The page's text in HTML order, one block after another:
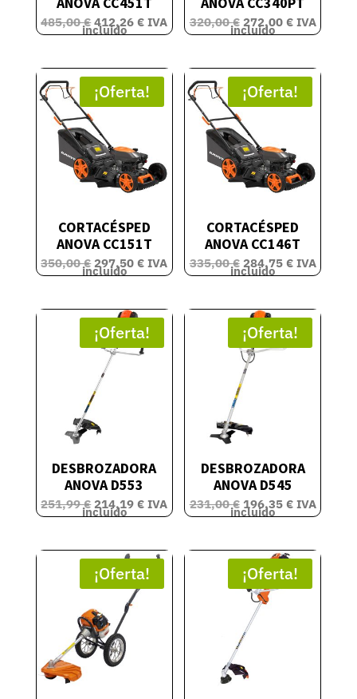
485,00€El
precio
original
412,26€El
precio
actual
IVA
incluido
320,00€ El
precio
original
272,00 €El
precio
actual
IVA
incluido
¡Oferta!
CORTACÉSPED
ANOVA CC151T
350,00€ El
precio
original
297,50€El
precio
actual
IVA
incluido
¡Oferta!
CORTACÉSPED
ANOVA CC146T
335,00€ El
precio
original
284,75 €El
precio
actual
IVA
incluido
¡Oferta!
DESBROZADORA
ANOVA D553
251,99€ El
precio
original
214,19€El
precio
actual
IVA
incluido
¡Oferta!
DESBROZADORA
ANOVA D545
231,00€ El
precio
original
196,35 €El
precio
actual
IVA
incluido
¡Oferta! ¡Oferta!